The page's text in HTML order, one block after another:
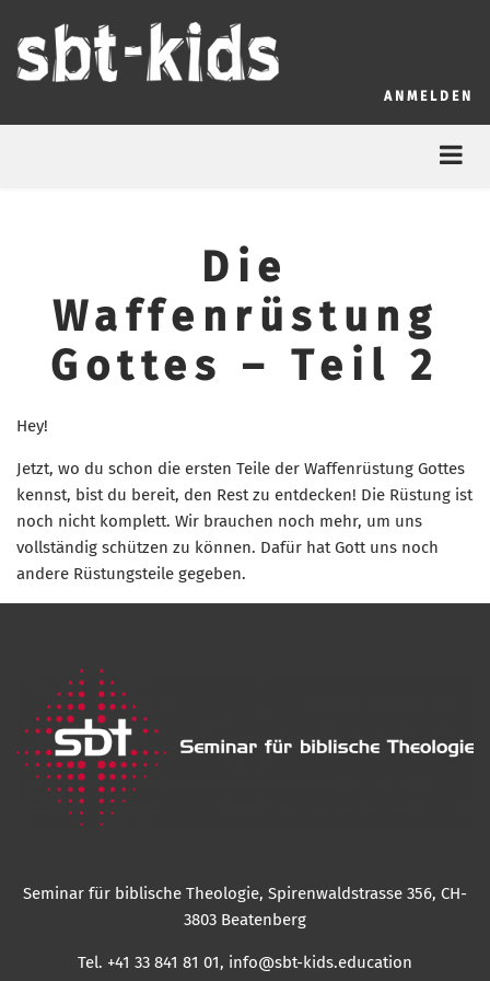
zum
Inhalt
User
menu
ANMELDEN
Die
Waffenrüstung
Gottes – Teil 2
Hey!
Jetzt, wo du schon die ersten Teile der Waffenrüstung Gottes
kennst, bist du bereit, den Rest zu entdecken! Die Rüstung ist
noch nicht komplett. Wir brauchen noch mehr, um uns
vollständig schützen zu können. Dafür hat Gott uns noch
andere Rüstungsteile gegeben.
Seminar für biblische Theologie, Spirenwaldstrasse 356, CH-
3803 Beatenberg
Tel. +41 33 841 81 01, info@sbt-kids.education